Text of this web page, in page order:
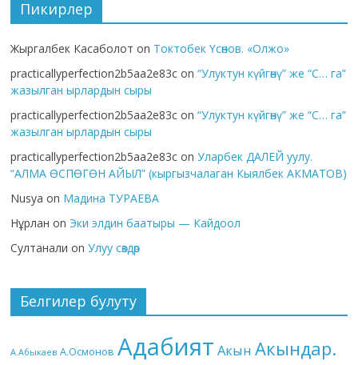
Пикирлер
Жыргалбек Касаболот on Токтобек Үсөнов. «Олжо»
practicallyperfection2b5aa2e83c on“Улуктун күйгөнү” же “С… га”
жазылган ырлардын сыры
practicallyperfection2b5aa2e83c on“Улуктун күйгөнү” же “С… га”
жазылган ырлардын сыры
practicallyperfection2b5aa2e83c onУларбек ДАЛЕЙ уулу.
“АЛМА ӨСПӨГӨН АЙЫЛ” (кыргызчалаган Кыялбек АКМАТОВ)
Nusya on Мадина ТУРАЕВА
Нұрлан on Эки элдин баатыры — Кайдоол
Султанали onУлуу сөздөр
Белгилер булуту
А.Абыкаев А.Осмонов Адабият Акын Акындар.